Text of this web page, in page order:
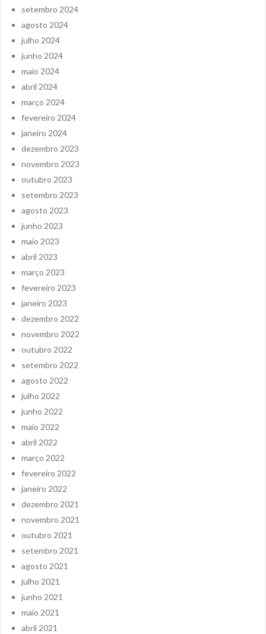
setembro 2024
agosto 2024
julho 2024
junho 2024
maio 2024
abril 2024
março 2024
fevereiro 2024
janeiro 2024
dezembro 2023
novembro 2023
outubro 2023
setembro 2023
agosto 2023
junho 2023
maio 2023
abril 2023
março 2023
fevereiro 2023
janeiro 2023
dezembro 2022
novembro 2022
outubro 2022
setembro 2022
agosto 2022
julho 2022
junho 2022
maio 2022
abril 2022
março 2022
fevereiro 2022
janeiro 2022
dezembro 2021
novembro 2021
outubro 2021
setembro 2021
agosto 2021
julho 2021
junho 2021
maio 2021
abril 2021